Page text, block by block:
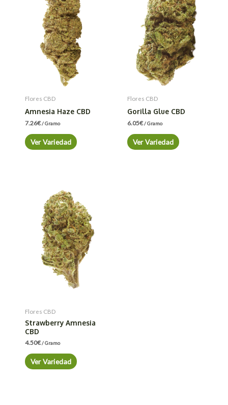
Flores CBD
Amnesia Haze CBD
7.26€/ Gramo
Ver Variedad
Flores CBD
Gorilla Glue CBD
6.05€/ Gramo
Ver Variedad
Flores CBD
Strawberry Amnesia
CBD
4.50€/ Gramo
Ver Variedad